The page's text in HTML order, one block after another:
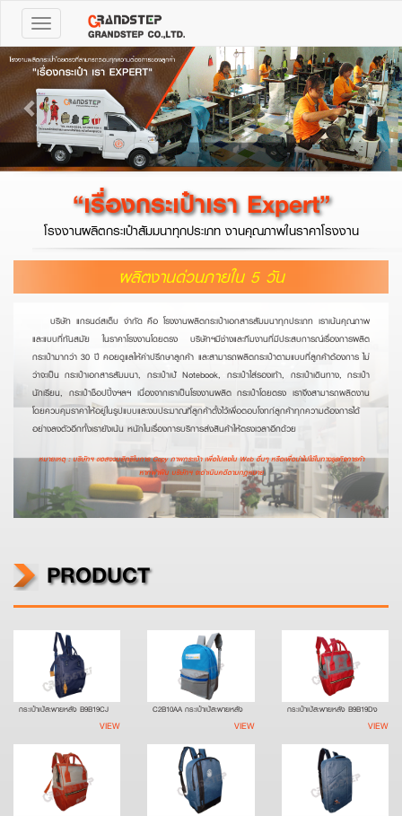
Toggle
navigation
Previous Next
“เรื่องกระเป๋าเรา Expert”
โรงงานผลิตกระเป๋าสัมมนาทุกประเภท งานคุณภาพในราคาโรงงาน
ผลิตงานด่วนภายใน 5 วัน
บริษัท แกรนด์สเต็บ จำกัด คือ โรงงานผลิตกระเป๋าเอกสารสัมมนาทุกประเภท เราเน้นคุณภาพ
และแบบที่ทันสมัย ในราคาโรงงานโดยตรง บริษัทฯมีช่างและทีมงานที่มีประสบการณ์เรื่องการผลิต
กระเป๋ามากว่า 30 ปี คอยดูแลให้คำปรึกษาลูกค้า และสามารถผลิตกระเป๋าตามแบบที่ลูกค้าต้องการ ไม่
ว่าจะเป็น กระเป๋าเอกสารสัมมนา, กระเป๋าเป้ Notebook, กระเป๋าใส่รองเท้า, กระเป๋าเดินทาง, กระเป๋า
นักเรียน, กระเป๋าช็อปปิ้งฯลฯ เนื่องจากเราเป็นโรงงานผลิต กระเป๋าโดยตรง เราจึงสามารถผลิตงาน
โดยควบคุมราคาให้อยู่ในรูปแบบและงบประมาณที่ลูกค้าตั้งไว้เพื่อตอบโจทก์ลูกค้าทุกความต้องการได้
อย่างลงตัวอีกทั้งเรายังเน้น หนักในเรื่องการบริการส่งสินค้าให้ตรงเวลาอีกด้วย
หมายเหตุ : บริษัทฯ ขอสงวนสิทธิในการ Copy ภาพกระเป๋า เพื่อไปลงใน Web อื่นๆ หรือเพื่อนำไปใช้ในทางธุรกิจการค้า
หากฝ่าฝืน บริษัทฯ จะดำเนินคดีตามกฎหมาย
PRODUCT
กระเป๋าเป้สะพายหลัง B9B19CJ
VIEW
C2B10AA กระเป๋าเป้สะพายหลัง
VIEW
กระเป๋าเป้สะพายหลัง B9B19Dง
VIEW